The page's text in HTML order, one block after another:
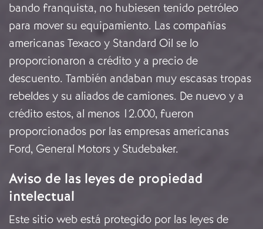
bando franquista, no hubiesen tenido petróleo
para mover su equipamiento. Las compañías
americanas Texaco y Standard Oil se lo
proporcionaron a crédito y a precio de
descuento. También andaban muy escasas tropas
rebeldes y su aliados de camiones. De nuevo y a
crédito estos, al menos 12.000, fueron
proporcionados por las empresas americanas
Ford, General Motors y Studebaker.
Aviso de las leyes de propiedad
intelectual
Este sitio web está protegido por las leyes de